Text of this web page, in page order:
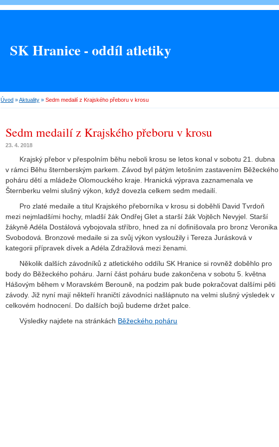
SK Hranice - oddíl atletiky
Úvod »Aktuality » Sedm medailí z Krajského přeboru v krosu
Sedm medailí z Krajského přeboru v krosu
23. 4. 2018
Krajský přebor v přespolním běhu neboli krosu se letos konal v sobotu 21. dubna
v rámci Běhu šternberským parkem. Závod byl pátým letošním zastavením Běžeckého
poháru dětí a mládeže Olomouckého kraje. Hranická výprava zaznamenala ve
Šternberku velmi slušný výkon, když dovezla celkem sedm medailí.
Pro zlaté medaile a titul Krajského přeborníka v krosu si doběhli David Tvrdoň
mezi nejmladšími hochy, mladší žák Ondřej Glet a starší žák Vojtěch Nevyjel. Starší
žákyně Adéla Dostálová vybojovala stříbro, hned za ní dofinišovala pro bronz Veronika
Svobodová. Bronzové medaile si za svůj výkon vysloužily i Tereza Jurásková v
kategorii přípravek dívek a Adéla Zdražilová mezi ženami.
Několik dalších závodníků z atletického oddílu SK Hranice si rovněž doběhlo pro
body do Běžeckého poháru. Jarní část poháru bude zakončena v sobotu 5. května
Hášovým během v Moravském Berouně, na podzim pak bude pokračovat dalšími pěti
závody. Již nyní mají někteří hraničtí závodníci našlápnuto na velmi slušný výsledek v
celkovém hodnocení. Do dalších bojů budeme držet palce.
Výsledky najdete na stránkách Běžeckého poháru